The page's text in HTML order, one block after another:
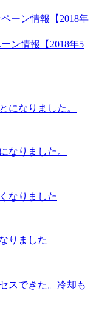
ン情報【2018年5
なりました。
りました